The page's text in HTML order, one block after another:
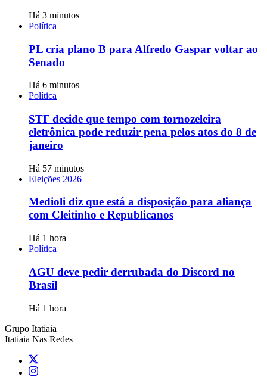
Há 3 minutos
Política
PL cria plano B para Alfredo Gaspar voltar ao
Senado
Há 6 minutos
Política
STF decide que tempo com tornozeleira
eletrônica pode reduzir pena pelos atos do 8 de
janeiro
Há 57 minutos
Eleições 2026
Medioli diz que está a disposição para aliança
com Cleitinho e Republicanos
Há 1 hora
Política
AGU deve pedir derrubada do Discord no
Brasil
Há 1 hora
Grupo Itatiaia
Itatiaia Nas Redes